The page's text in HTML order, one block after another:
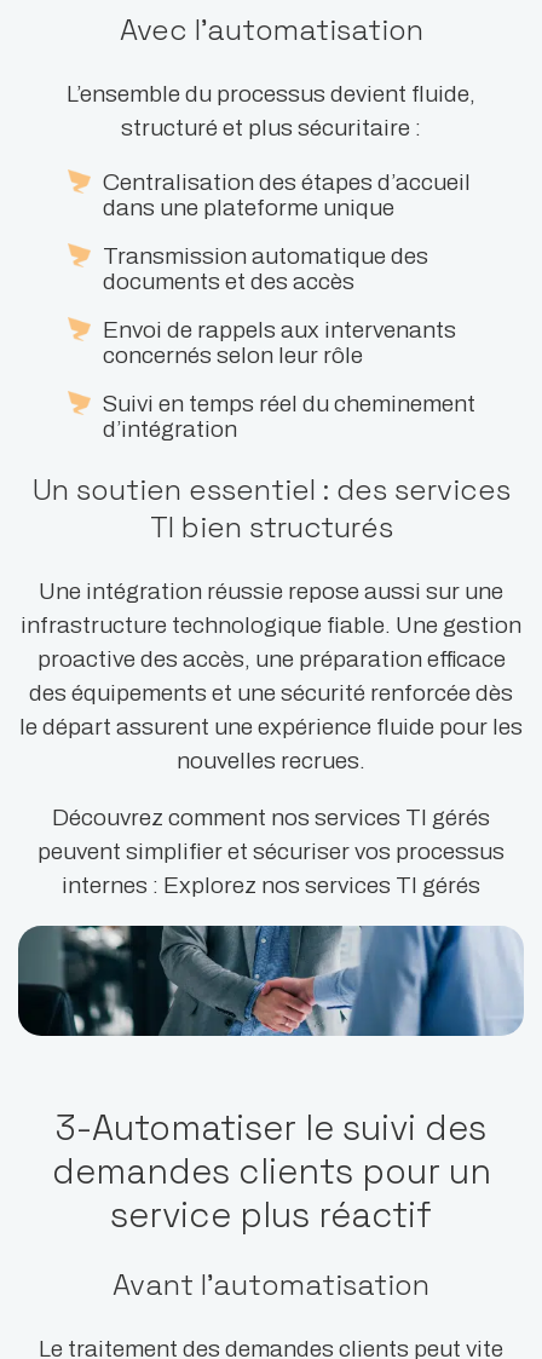
Avec l’automatisation
L’ensemble du processus devient fluide,
structuré et plus sécuritaire :
Centralisation des étapes d’accueil
dans une plateforme unique
Transmission automatique des
documents et des accès
Envoi de rappels aux intervenants
concernés selon leur rôle
Suivi en temps réel du cheminement
d’intégration
Un soutien essentiel : des services
TI bien structurés
Une intégration réussie repose aussi sur une
infrastructure technologique fiable. Une gestion
proactive des accès, une préparation efficace
des équipements et une sécurité renforcée dès
le départ assurent une expérience fluide pour les
nouvelles recrues.
Découvrez comment nos services TI gérés
peuvent simplifier et sécuriser vos processus
internes : Explorez nos services TI gérés
3-Automatiser le suivi des
demandes clients pour un
service plus réactif
Avant l’automatisation
Le traitement des demandes clients peut vite